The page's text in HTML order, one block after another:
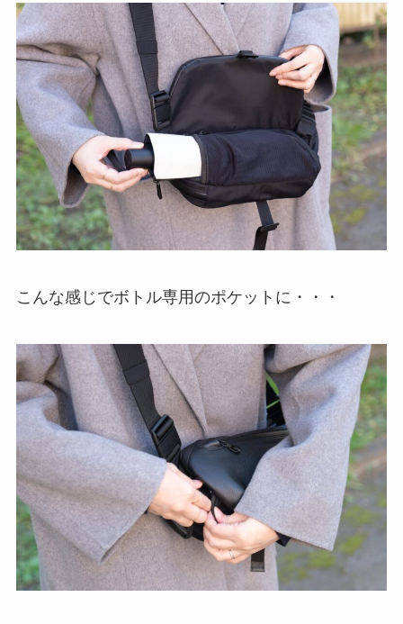
こんな感じでボトル専用のポケットに・・・